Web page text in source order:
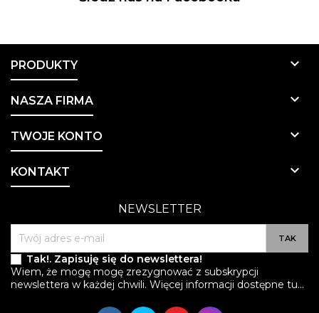
PRODUKTY 
NASZA FIRMA 
TWOJE KONTO 
KONTAKT 
NEWSLETTER
Tak!. Zapisuję się do newslettera!
Wiem, że mogę mogę zrezygnować z subskrypcji
newslettera w każdej chwili. Więcej informacji dostępne tu...